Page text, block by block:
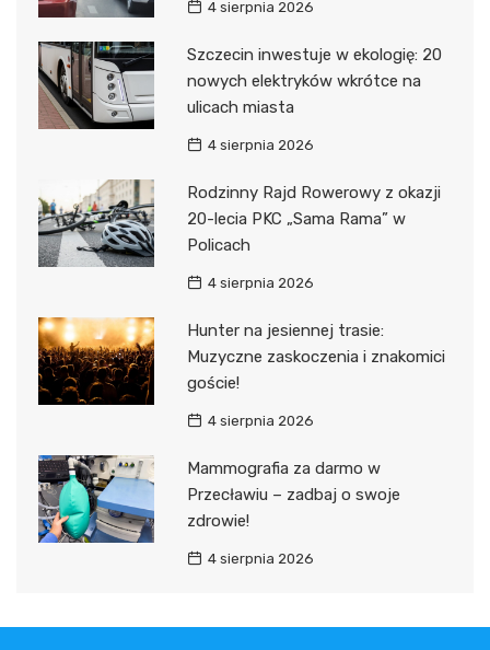
4 sierpnia 2026
Szczecin inwestuje w ekologię: 20
nowych elektryków wkrótce na
ulicach miasta
4 sierpnia 2026
Rodzinny Rajd Rowerowy z okazji
20-lecia PKC „Sama Rama” w
Policach
4 sierpnia 2026
Hunter na jesiennej trasie:
Muzyczne zaskoczenia i znakomici
goście!
4 sierpnia 2026
Mammografia za darmo w
Przecławiu – zadbaj o swoje
zdrowie!
4 sierpnia 2026